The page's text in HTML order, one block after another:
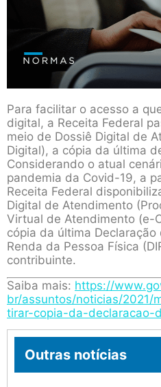
Para facilitar o acesso a
digital, a Receita Federal
meio de Dossiê Digital de
Digital), a cópia da última
Considerando o atual
pandemia da Covid-19, a
Receita Federal
Digital de Atendimento
Virtual de Atendimento (e-
cópia da última
Renda da Pessoa Física
contribuinte.
Saiba mais: https://
br/assuntos/noticias/2021/
tirar-copia-da-declaracao-
Outras notícias